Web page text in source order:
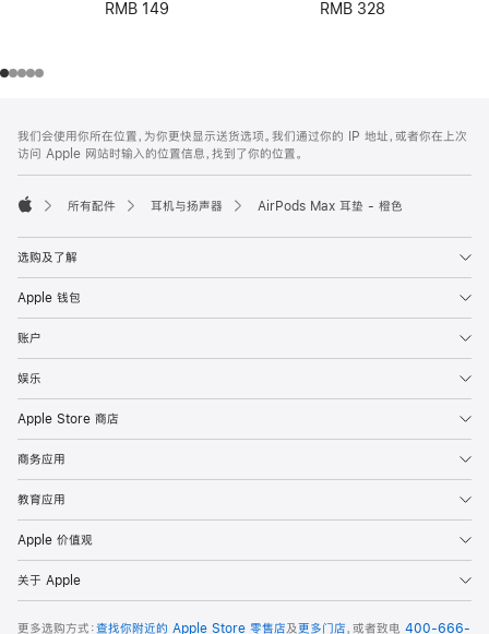
RMB 149 RMB 328
页
页
脚
注
我们会使用你所在位置，为你更快显示送货选项。我们通过你的 IP 地址，或者你在上次
访问 Apple 网站时输入的位置信息，找到了你的位置。
所有配件 耳机与扬声器 AirPods Max 耳垫 - 橙色
选购及了解
Apple 钱包
账户
娱乐
Apple Store 商店
商务应用
教育应用
Apple 价值观
关于 Apple
更多选购方式：查找你附近的 Apple Store 零售店及更多门店，或者致电 400-666-